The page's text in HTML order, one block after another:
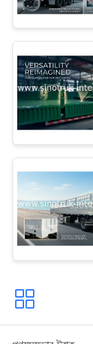
ম্যাপ
গোপনীয়তা
নীতি